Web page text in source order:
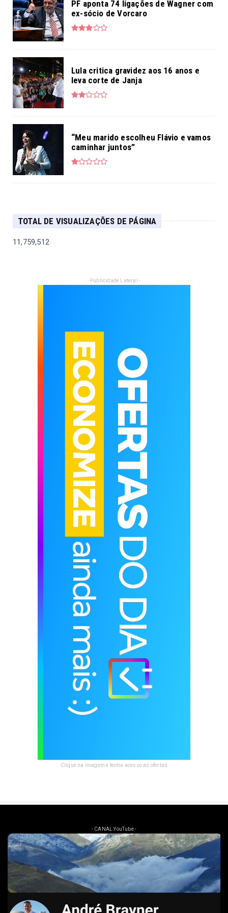
PF aponta 74 ligações de Wagner com
ex-sócio de Vorcaro
Lula critica gravidez aos 16 anos e
leva corte de Janja
“Meu marido escolheu Flávio e vamos
caminhar juntos”
TOTAL DE VISUALIZAÇÕES DE PÁGINA
11,759,512
- Publicidade Lateral -
Clique na imagem e tenha acesso as ofertas
- CANAL YouTube -